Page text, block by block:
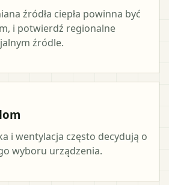
źródła ciepła powinna być
i potwierdź regionalne
źródle.
i wentylacja często decydują o
wyboru urządzenia.